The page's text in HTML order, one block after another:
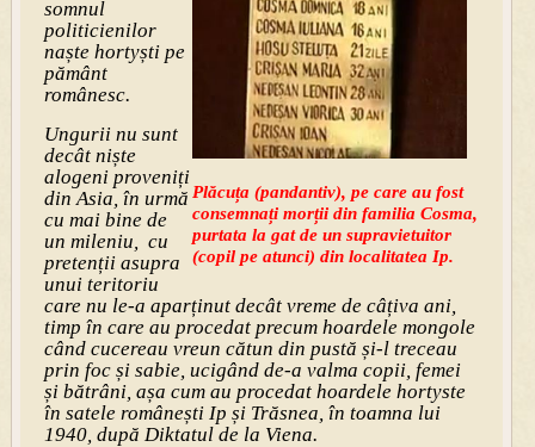
Plăcuța (pandantiv), pe care au fost
consemnați morții din familia Cosma,
purtata la gat de un supravietuitor
(copil pe atunci) din localitatea Ip.
somnul
politicienilor
naște hortyști pe
pământ
românesc.
Ungurii nu sunt
decât niște
alogeni proveniți
din Asia, în urmă
cu mai bine de
un mileniu, cu
pretenții asupra
unui teritoriu
care nu le-a aparținut decât vreme de câțiva ani,
timp în care au procedat precum hoardele mongole
când cucereau vreun cătun din pustă și-l treceau
prin foc și sabie, ucigând de-a valma copii, femei
și bătrâni, așa cum au procedat hoardele hortyste
în satele românești Ip și Trăsnea, în toamna lui
1940, după Diktatul de la Viena.